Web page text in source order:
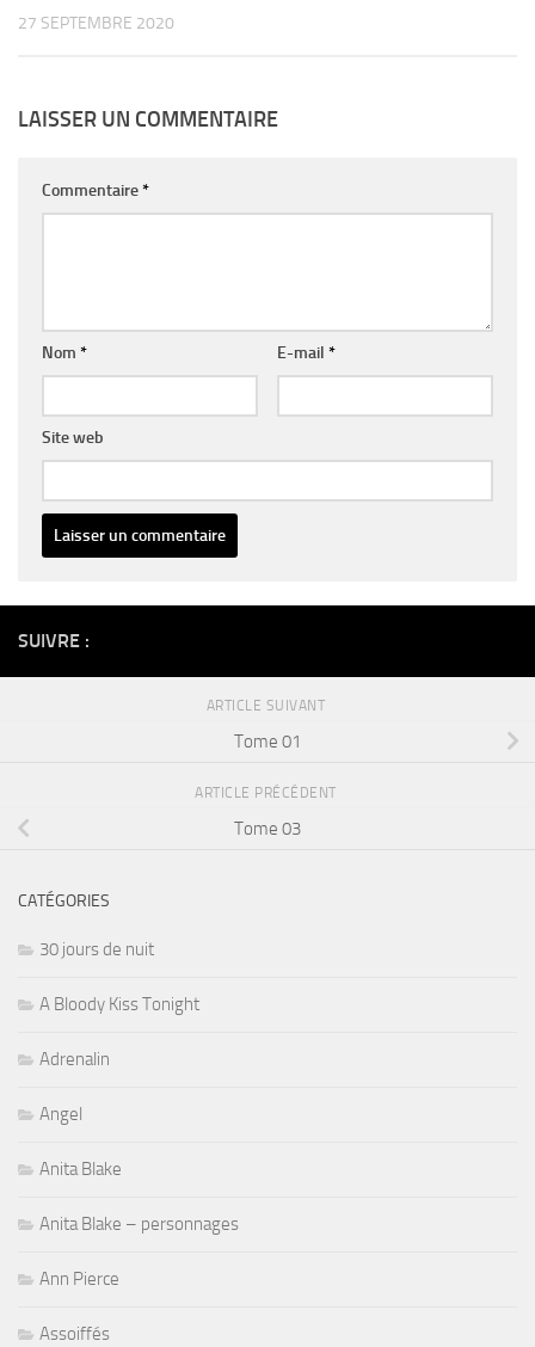
27 SEPTEMBRE 2020
LAISSER UN COMMENTAIRE
Commentaire*
Nom * E-mail *
Site web
SUIVRE :
ARTICLE SUIVANT
Tome 01
ARTICLE PRÉCÉDENT
Tome 03
CATÉGORIES
30 jours de nuit
A Bloody Kiss Tonight
Adrenalin
Angel
Anita Blake
Anita Blake – personnages
Ann Pierce
Assoiffés